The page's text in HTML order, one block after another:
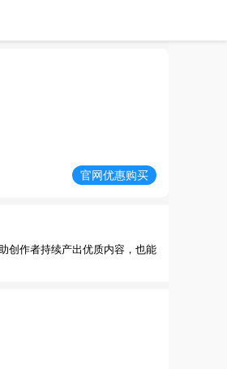
官网优惠购买
创作者持续产出优质内容，也能